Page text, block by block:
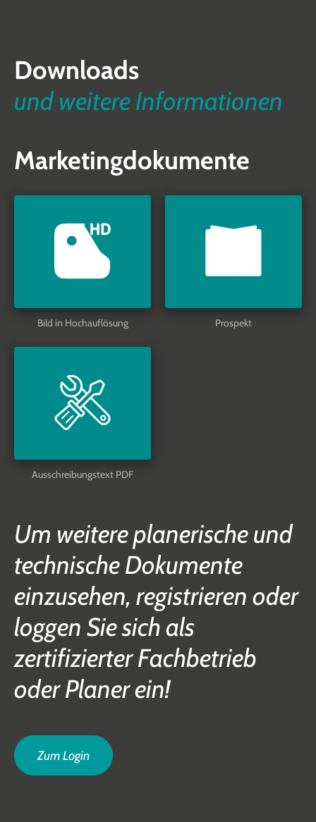
Downloads
und weitere Informationen
Marketingdokumente
Bild in Hochauflösung Prospekt
Ausschreibungstext PDF
Um weitere planerische und
technische Dokumente
einzusehen, registrieren oder
loggen Sie sich als
zertifizierter Fachbetrieb
oder Planer ein!
Zum Login